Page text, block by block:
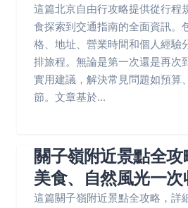
這篇北京自由行攻略提供從行程
食探索到交通指南的全面資訊。
格、地址、營業時間和個人經驗
排旅程。無論是第一次還是再次
實用建議，解決常見問題如預算
節。文章基於...
關子嶺附近景點全攻
美食、自然風光一次
這篇關子嶺附近景點全攻略，詳